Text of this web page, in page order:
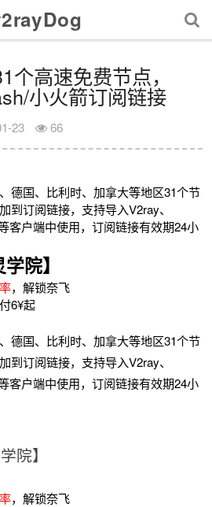
高速免费节点，
小火箭订阅链接
23 66
德国、比利时、加拿大等地区31个节
到订阅链接，支持导入V2ray、
客户端中使用，订阅链接有效期24小
院】
，解锁奈飞
6¥起
德国、比利时、加拿大等地区31个节
到订阅链接，支持导入V2ray、
客户端中使用，订阅链接有效期24小
院】
，解锁奈飞